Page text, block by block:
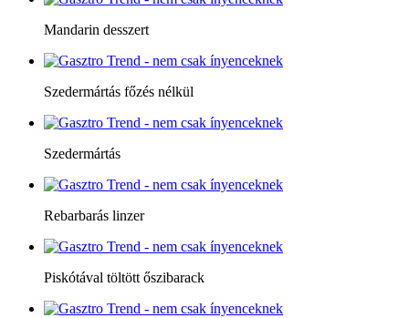
Mandarin desszert
Szedermártás főzés nélkül
Szedermártás
Rebarbarás linzer
Piskótával töltött őszibarack